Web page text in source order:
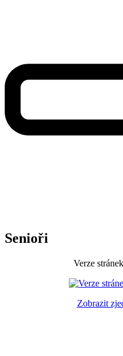
Senioři
Verze
Zobrazit